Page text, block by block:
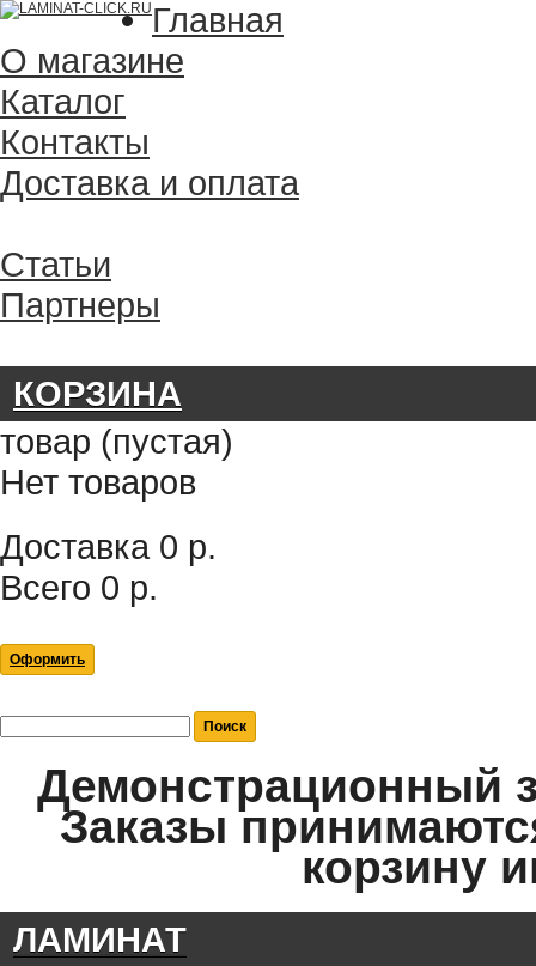
Главная
О магазине
Каталог
Контакты
Доставка и оплата
Статьи
Партнеры
КОРЗИНА
товар (пустая)
Нет товаров
Доставка 0 р.
Всего 0 р.
Оформить
Демонстрационный
Заказы
корзину
ЛАМИНАТ